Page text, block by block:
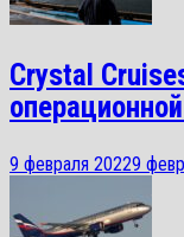
Crystal
9 февраля 20229